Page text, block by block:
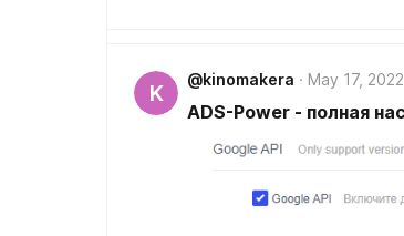
K
@kinomakera May 17, 2022
ADS-Power - полная